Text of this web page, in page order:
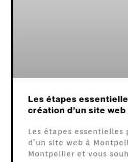
Les étapes
création d’un site
Les étapes essentielles
d’un site web à
Montpellier et vous